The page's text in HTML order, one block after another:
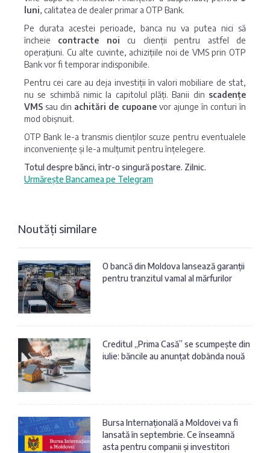
luni, calitatea de dealer primar a OTP Bank.
Pe durata acestei perioade, banca nu va putea nici să
încheie contracte noi cu clienții pentru astfel de
operațiuni. Cu alte cuvinte, achizițiile noi de VMS prin OTP
Bank vor fi temporar indisponibile.
Pentru cei care au deja investiții în valori mobiliare de stat,
nu se schimbă nimic la capitolul plăți. Banii din scadențe
VMS sau din achitări de cupoanevor ajunge în conturi în
mod obișnuit.
OTP Bank le-a transmis clienților scuze pentru eventualele
inconveniențe și le-a mulțumit pentru înțelegere.
Totul despre bănci, într-o singură postare. Zilnic.
Urmărește Bancamea pe Telegram
Noutăți similare
O bancă din Moldova lansează garanții
pentru tranzitul vamal al mărfurilor
Creditul „Prima Casă” se scumpește din
iulie: băncile au anunțat dobânda nouă
Bursa Internațională a Moldovei va fi
lansată în septembrie. Ce înseamnă
asta pentru companii și investitori